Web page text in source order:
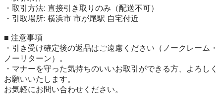
・取引方法: 直接引き取りのみ（配送不可）
・引取場所: 横浜市 市が尾駅 自宅付近
■ 注意事項
・引き受け確定後の返品はご遠慮ください（ノークレーム・
ノーリターン）。
・マナーを守った気持ちのいいお取引ができる方、よろしく
お願いいたします。
お気軽にお問い合わせください。